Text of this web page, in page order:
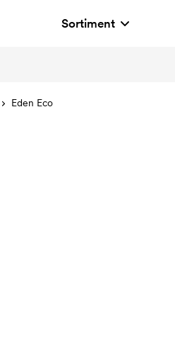
Sortiment
Eden Eco